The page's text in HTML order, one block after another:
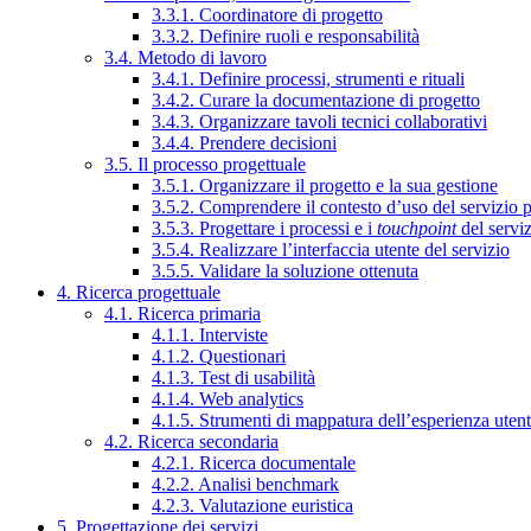
3.3.1. Coordinatore di progetto
3.3.2. Definire ruoli e responsabilità
3.4. Metodo di lavoro
3.4.1. Definire processi, strumenti e rituali
3.4.2. Curare la documentazione di progetto
3.4.3. Organizzare tavoli tecnici collaborativi
3.4.4. Prendere decisioni
3.5. Il processo progettuale
3.5.1. Organizzare il progetto e la sua gestione
3.5.2. Comprendere il contesto d’uso del servizio
3.5.3. Progettare i processi e i touchpointdel
3.5.4. Realizzare l’interfaccia utente del servizio
3.5.5. Validare la soluzione ottenuta
4. Ricerca progettuale
4.1. Ricerca primaria
4.1.1. Interviste
4.1.2. Questionari
4.1.3. Test di usabilità
4.1.4. Web analytics
4.1.5. Strumenti di mappatura dell’esperienza
4.2. Ricerca secondaria
4.2.1. Ricerca documentale
4.2.2. Analisi benchmark
4.2.3. Valutazione euristica
5. Progettazione dei servizi